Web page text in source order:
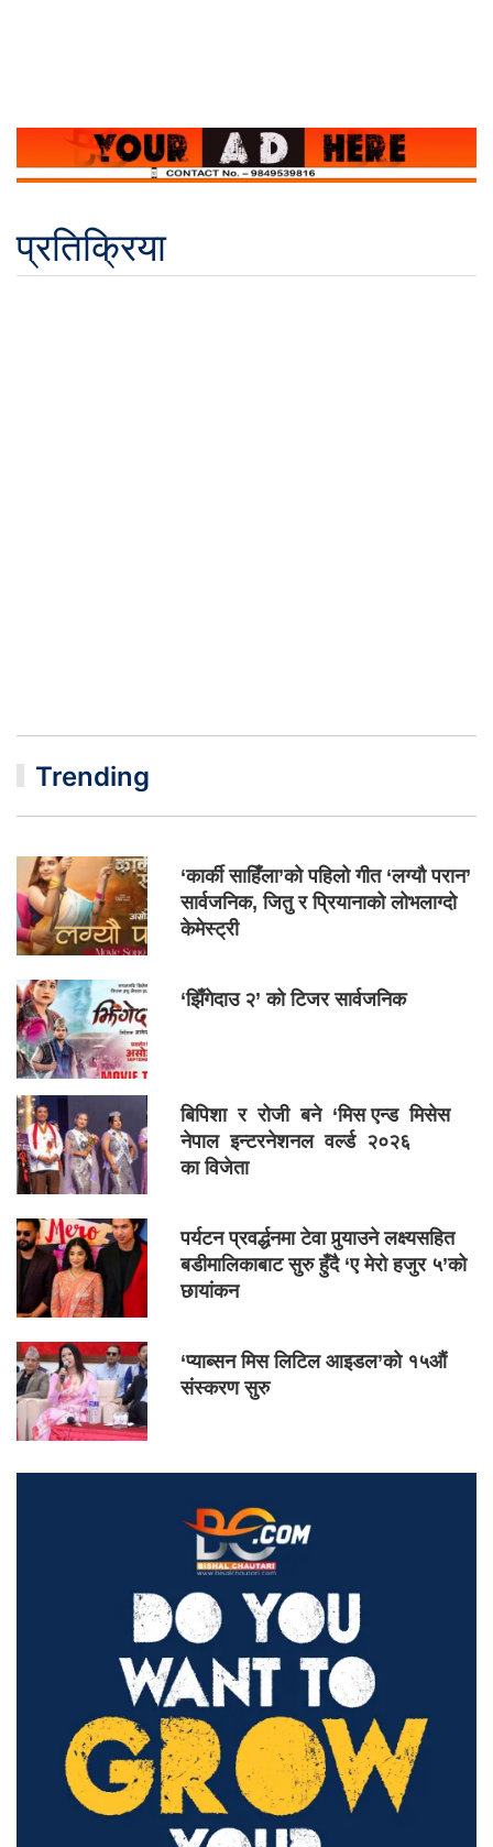
प्रतिक्रिया
Trending
‘कार्की साहिँला’को पहिलो गीत ‘लग्यौ परान’
सार्वजनिक, जितु र प्रियानाको लोभलाग्दो
केमेस्ट्री
‘झिँगेदाउ २’ को टिजर सार्वजनिक
बिपिशा र रोजी बने ‘मिस एन्ड मिसेस
नेपाल इन्टरनेशनल वर्ल्ड २०२६
का विजेता
पर्यटन प्रवर्द्धनमा टेवा पुर्‍याउने लक्ष्यसहित
बडीमालिकाबाट सुरु हुँदै ‘ए मेरो हजुर ५’को
छायांकन
‘प्याब्सन मिस लिटिल आइडल’को १५औं
संस्करण सुरु